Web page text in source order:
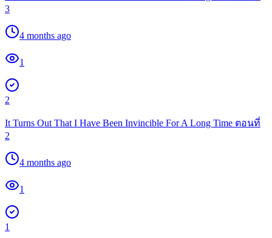
3
4 months ago
1
2
It Turns Out That I Have Been Invincible For A Long Time ตอนที่
2
4 months ago
1
1